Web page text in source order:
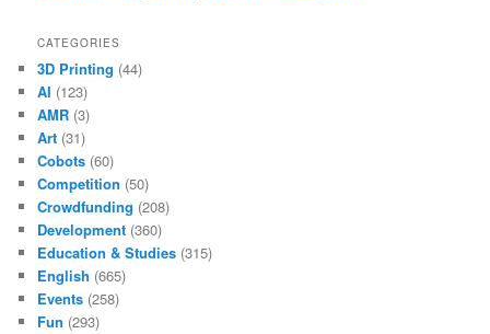
CATEGORIES
3D Printing (44)
AI (123)
AMR (3)
Art (31)
Cobots (60)
Competition (50)
Crowdfunding (208)
Development (360)
Education & Studies (315)
English (665)
Events (258)
Fun (293)